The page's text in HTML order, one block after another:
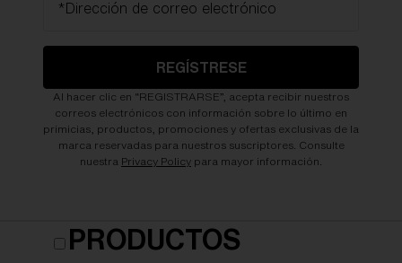
*Dirección de correo electrónico
REGÍSTRESE
Al hacer clic en “REGISTRARSE”, acepta recibir nuestros
correos electrónicos con información sobre lo último en
primicias, productos, promociones y ofertas exclusivas de la
marca reservadas para nuestros suscriptores. Consulte
nuestra Privacy Policy para mayor información.
PRODUCTOS